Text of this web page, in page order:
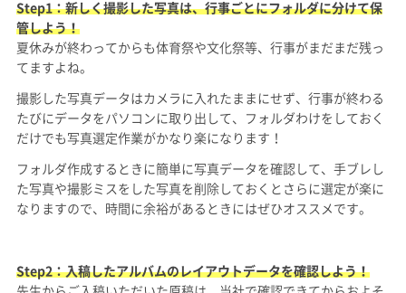
Step1：新しく撮影した写真は、行事ごとにフォルダに分けて保
管しよう！
夏休みが終わってからも体育祭や文化祭等、行事がまだまだ残っ
てますよね。
撮影した写真データはカメラに入れたままにせず、行事が終わる
たびにデータをパソコンに取り出して、フォルダわけをしておく
だけでも写真選定作業がかなり楽になります！
フォルダ作成するときに簡単に写真データを確認して、手ブレし
た写真や撮影ミスをした写真を削除しておくとさらに選定が楽に
なりますので、時間に余裕があるときにはぜひオススメです。
Step2：入稿したアルバムのレイアウトデータを確認しよう！